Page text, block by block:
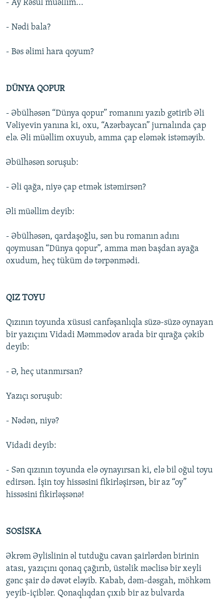
- Ay Rəsul müəllim...
- Nədi bala?
- Bəs əlimi hara qoyum?
DÜNYA QOPUR
- Əbülhəsən “Dünya qopur” romanını yazıb gətirib Əli
Vəliyevin yanına ki, oxu, “Azərbaycan” jurnalında çap
elə. Əli müəllim oxuyub, amma çap eləmək istəməyib.
Əbülhəsən soruşub:
- Əli qağa, niyə çap etmək istəmirsən?
Əli müəllim deyib:
- Əbülhəsən, qardaşoğlu, sən bu romanın adını
qoymusan “Dünya qopur”, amma mən başdan ayağa
oxudum, heç tüküm də tərpənmədi.
QIZ TOYU
Qızının toyunda xüsusi canfəşanlıqla süzə-süzə oynayan
bir yazıçını Vidadi Məmmədov arada bir qırağa çəkib
deyib:
- Ə, heç utanmırsan?
Yazıçı soruşub:
- Nədən, niyə?
Vidadi deyib:
- Sən qızının toyunda elə oynayırsan ki, elə bil oğul toyu
edirsən. İşin toy hissəsini fikirləşirsən, bir az “oy”
hissəsini fikirləşsənə!
SOSİSKA
Əkrəm Əylislinin əl tutduğu cavan şairlərdən birinin
atası, yazıçını qonaq çağırıb, üstəlik məclisə bir xeyli
gənc şair də dəvət eləyib. Kabab, dəm-dəsgah, möhkəm
yeyib-içiblər. Qonaqlıqdan çıxıb bir az bulvarda